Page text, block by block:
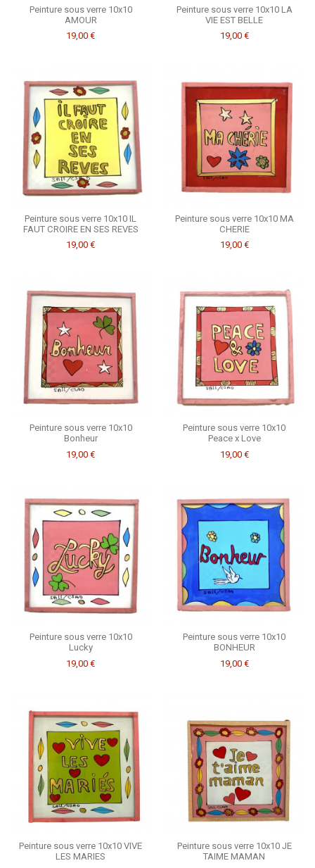
Peinture sous verre 10x10
AMOUR
19,00 €
Peinture sous verre 10x10 LA
VIE EST BELLE
19,00 €
Peinture sous verre 10x10 IL
FAUT CROIRE EN SES REVES
19,00 €
Peinture sous verre 10x10 MA
CHERIE
19,00 €
Peinture sous verre 10x10
Bonheur
19,00 €
Peinture sous verre 10x10
Peace x Love
19,00 €
Peinture sous verre 10x10
Lucky
19,00 €
Peinture sous verre 10x10
BONHEUR
19,00 €
Peinture sous verre 10x10 VIVE
LES MARIES
Peinture sous verre 10x10 JE
TAIME MAMAN